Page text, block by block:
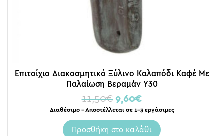
Επιτοίχιο Διακοσμητικό Ξύλινο Καλαπόδι Καφέ Με
Παλαίωση Βεραμάν Υ30
11,50€ 9,60€
Διαθέσιμο – Αποστέλλεται σε 1-3 εργάσιμες
Προσθήκη στο καλάθι